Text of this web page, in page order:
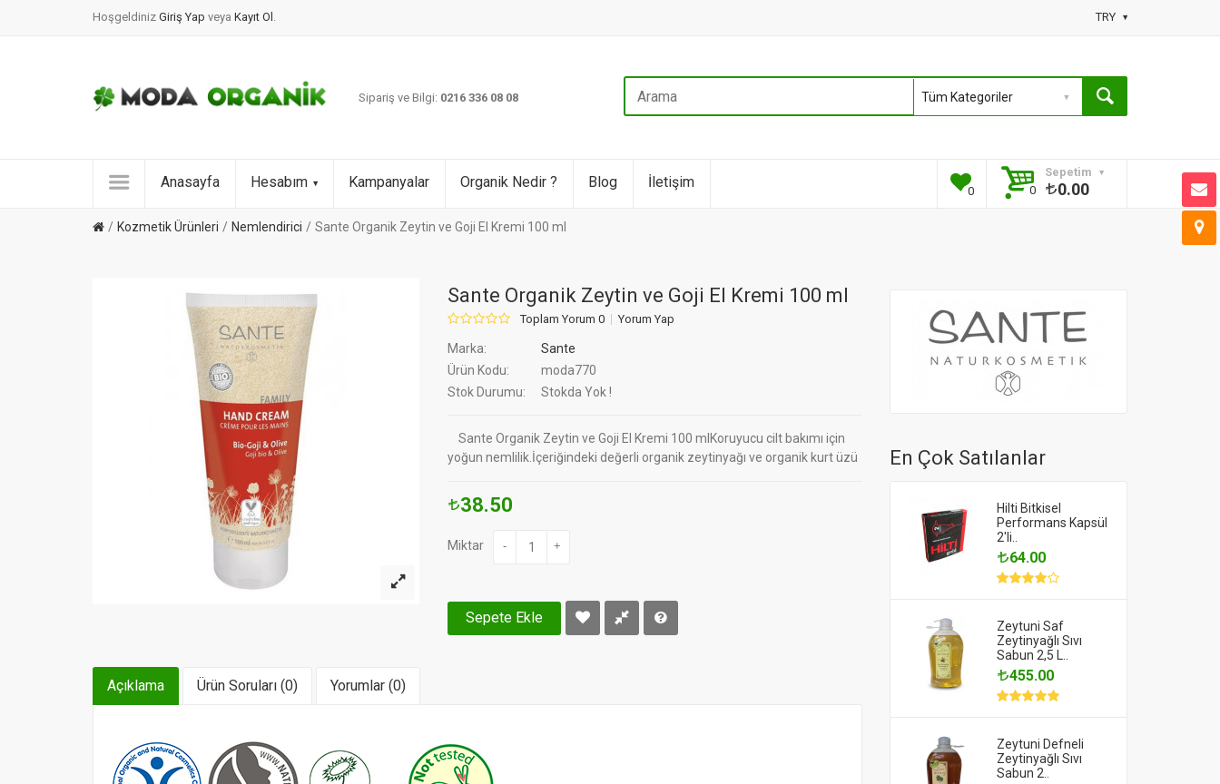
Hoşgeldiniz Giriş Yap veya Kayıt Ol . TRY
Sipariş ve Bilgi: 0216 336 08 08
Anasayfa Hesabım Kampanyalar Organik Nedir ? Blog İletişim
0
Sepetim
0
0.00
Kozmetik Ürünleri Nemlendirici Sante Organik Zeytin ve Goji El Kremi 100 ml
Sante Organik Zeytin ve Goji El Kremi 100 ml
Toplam Yorum 0 Yorum Yap
Marka:
Sante
Ürün Kodu:
moda770
Stok Durumu:
Stokda Yok !
Sante Organik Zeytin ve Goji El Kremi 100 mlKoruyucu cilt bakımı için
yoğun nemlilik.İçeriğindeki değerli organik zeytinyağı ve organik kurt üzü
38.50
Miktar - +
Sepete Ekle
Açıklama Ürün Soruları (0) Yorumlar (0)
En Çok Satılanlar
Hilti Bitkisel
Performans Kapsül
2'li..
64.00
Zeytuni Saf
Zeytinyağlı Sıvı
Sabun 2,5 L..
455.00
Zeytuni Defneli
Zeytinyağlı Sıvı
Sabun 2..